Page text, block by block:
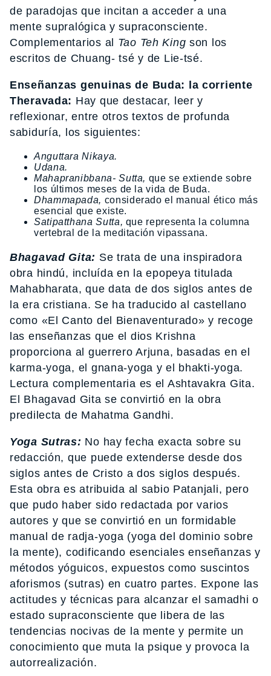
de paradojas que incitan a acceder a una
mente supralógica y supraconsciente.
Complementarios al Tao Teh King son los
escritos de Chuang- tsé y de Lie-tsé.
Enseñanzas genuinas de Buda: la corriente
Theravada: Hay que destacar, leer y
reflexionar, entre otros textos de profunda
sabiduría, los siguientes:
Anguttara Nikaya.
Udana.
Mahapranibbana- Sutta, que se extiende sobre
los últimos meses de la vida de Buda.
Dhammapada, considerado el manual ético más
esencial que existe.
Satipatthana Sutta, que representa la columna
vertebral de la meditación vipassana.
Bhagavad Gita: Se trata de una inspiradora
obra hindú, incluída en la epopeya titulada
Mahabharata, que data de dos siglos antes de
la era cristiana. Se ha traducido al castellano
como «El Canto del Bienaventurado» y recoge
las enseñanzas que el dios Krishna
proporciona al guerrero Arjuna, basadas en el
karma-yoga, el gnana-yoga y el bhakti-yoga.
Lectura complementaria es el Ashtavakra Gita.
El Bhagavad Gita se convirtió en la obra
predilecta de Mahatma Gandhi.
Yoga Sutras: No hay fecha exacta sobre su
redacción, que puede extenderse desde dos
siglos antes de Cristo a dos siglos después.
Esta obra es atribuida al sabio Patanjali, pero
que pudo haber sido redactada por varios
autores y que se convirtió en un formidable
manual de radja-yoga (yoga del dominio sobre
la mente), codificando esenciales enseñanzas y
métodos yóguicos, expuestos como suscintos
aforismos (sutras) en cuatro partes. Expone las
actitudes y técnicas para alcanzar el samadhi o
estado supraconsciente que libera de las
tendencias nocivas de la mente y permite un
conocimiento que muta la psique y provoca la
autorrealización.